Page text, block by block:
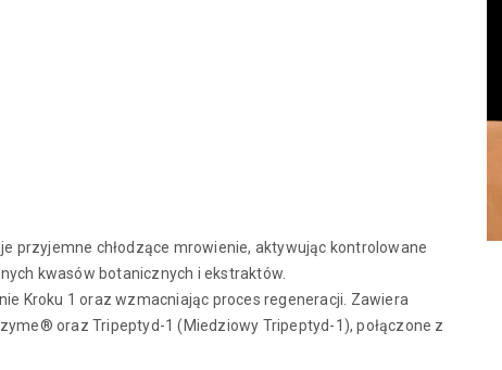
przyjemne chłodzące mrowienie, aktywując kontrolowane
kwasów botanicznych i ekstraktów.
Kroku 1 oraz wzmacniając proces regeneracji. Zawiera
oraz Tripeptyd-1 (Miedziowy Tripeptyd-1), połączone z